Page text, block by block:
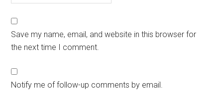
Save my name, email, and website in this browser for
the next time I comment.
Notify me of follow-up comments by email.